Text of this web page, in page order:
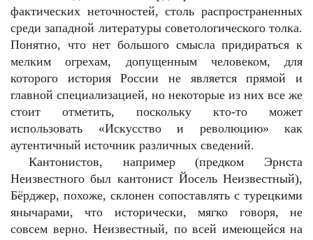
фактических неточностей, столь распространенных
среди западной литературы советологического толка.
Понятно, что нет большого смысла придираться к
мелким огрехам, допущенным человеком, для
которого история России не является прямой и
главной специализацией, но некоторые из них все же
стоит отметить, поскольку кто-то может
использовать «Искусство и революцию» как
аутентичный источник различных сведений.
Кантонистов, например (предком Эрнста
Неизвестного был кантонист Йосель Неизвестный),
Бёрджер, похоже, склонен сопоставлять с турецкими
янычарами, что исторически, мягко говоря, не
совсем верно. Неизвестный, по всей имеющейся на